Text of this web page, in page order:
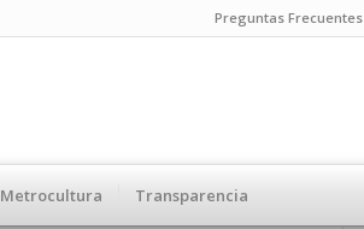
Preguntas Frecuentes
Metrocultura Transparencia